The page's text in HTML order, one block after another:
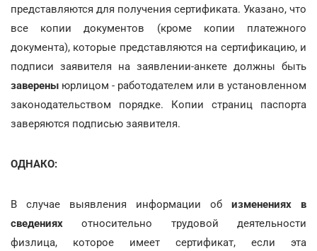
представляются для получения сертификата. Указано, что
все копии документов (кроме копии платежного
документа), которые представляются на сертификацию, и
подписи заявителя на заявлении-анкете должны быть
заверены юрлицом - работодателем или в установленном
законодательством порядке. Копии страниц паспорта
заверяются подписью заявителя.
ОДНАКО:
В случае выявления информации об изменениях в
сведениях относительно трудовой деятельности
физлица, которое имеет сертификат, если эта